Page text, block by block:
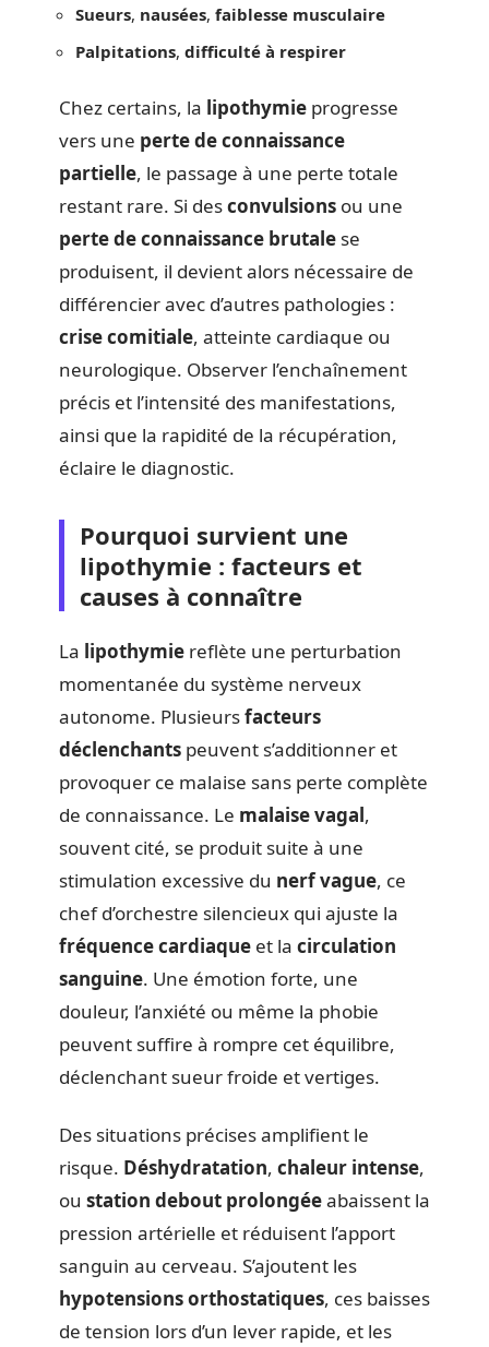
Sueurs, nausées, faiblesse musculaire
Palpitations, difficulté à respirer
Chez certains, la lipothymie progresse
vers une perte de connaissance
partielle, le passage à une perte totale
restant rare. Si desconvulsions ou une
perte de connaissance brutale se
produisent, il devient alors nécessaire de
différencier avec d’autres pathologies :
crise comitiale, atteinte cardiaque ou
neurologique. Observer l’enchaînement
précis et l’intensité des manifestations,
ainsi que la rapidité de la récupération,
éclaire le diagnostic.
Pourquoi survient une
lipothymie : facteurs et
causes à connaître
La lipothymie reflète une perturbation
momentanée du système nerveux
autonome. Plusieursfacteurs
déclenchants peuvent s’additionner et
provoquer ce malaise sans perte complète
de connaissance. Le malaise vagal,
souvent cité, se produit suite à une
stimulation excessive du nerf vague, ce
chef d’orchestre silencieux qui ajuste la
fréquence cardiaque et la circulation
sanguine. Une émotion forte, une
douleur, l’anxiété ou même la phobie
peuvent suffire à rompre cet équilibre,
déclenchant sueur froide et vertiges.
Des situations précises amplifient le
risque. Déshydratation, chaleur intense,
ou station debout prolongéeabaissent la
pression artérielle et réduisent l’apport
sanguin au cerveau. S’ajoutent les
hypotensions orthostatiques, ces baisses
de tension lors d’un lever rapide, et les